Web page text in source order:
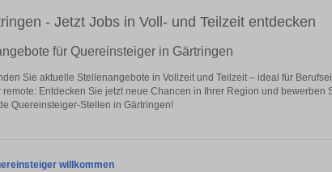
- Jetzt Jobs in Voll- und Teilzeit entdecken
für Quereinsteiger in Gärtringen
Sie aktuelle Stellenangebote in Vollzeit und Teilzeit – ideal für
Entdecken Sie jetzt neue Chancen in Ihrer Region und bewerben
Quereinsteiger-Stellen in Gärtringen!
willkommen